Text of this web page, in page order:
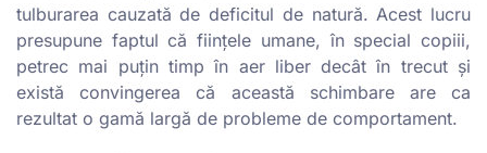
tulburarea cauzată de deficitul de natură. Acest lucru
presupune faptul că ființele umane, în special copiii,
petrec mai puțin timp în aer liber decât în trecut și
există convingerea că această schimbare are ca
rezultat o gamă largă de probleme de comportament.